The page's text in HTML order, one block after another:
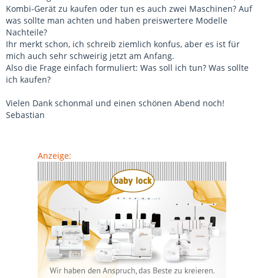
Kombi-Gerät zu kaufen oder tun es auch zwei Maschinen? Auf
was sollte man achten und haben preiswertere Modelle
Nachteile?
Ihr merkt schon, ich schreib ziemlich konfus, aber es ist für
mich auch sehr schweirig jetzt am Anfang.
Also die Frage einfach formuliert: Was soll ich tun? Was sollte
ich kaufen?
Vielen Dank schonmal und einen schönen Abend noch!
Sebastian
Anzeige: